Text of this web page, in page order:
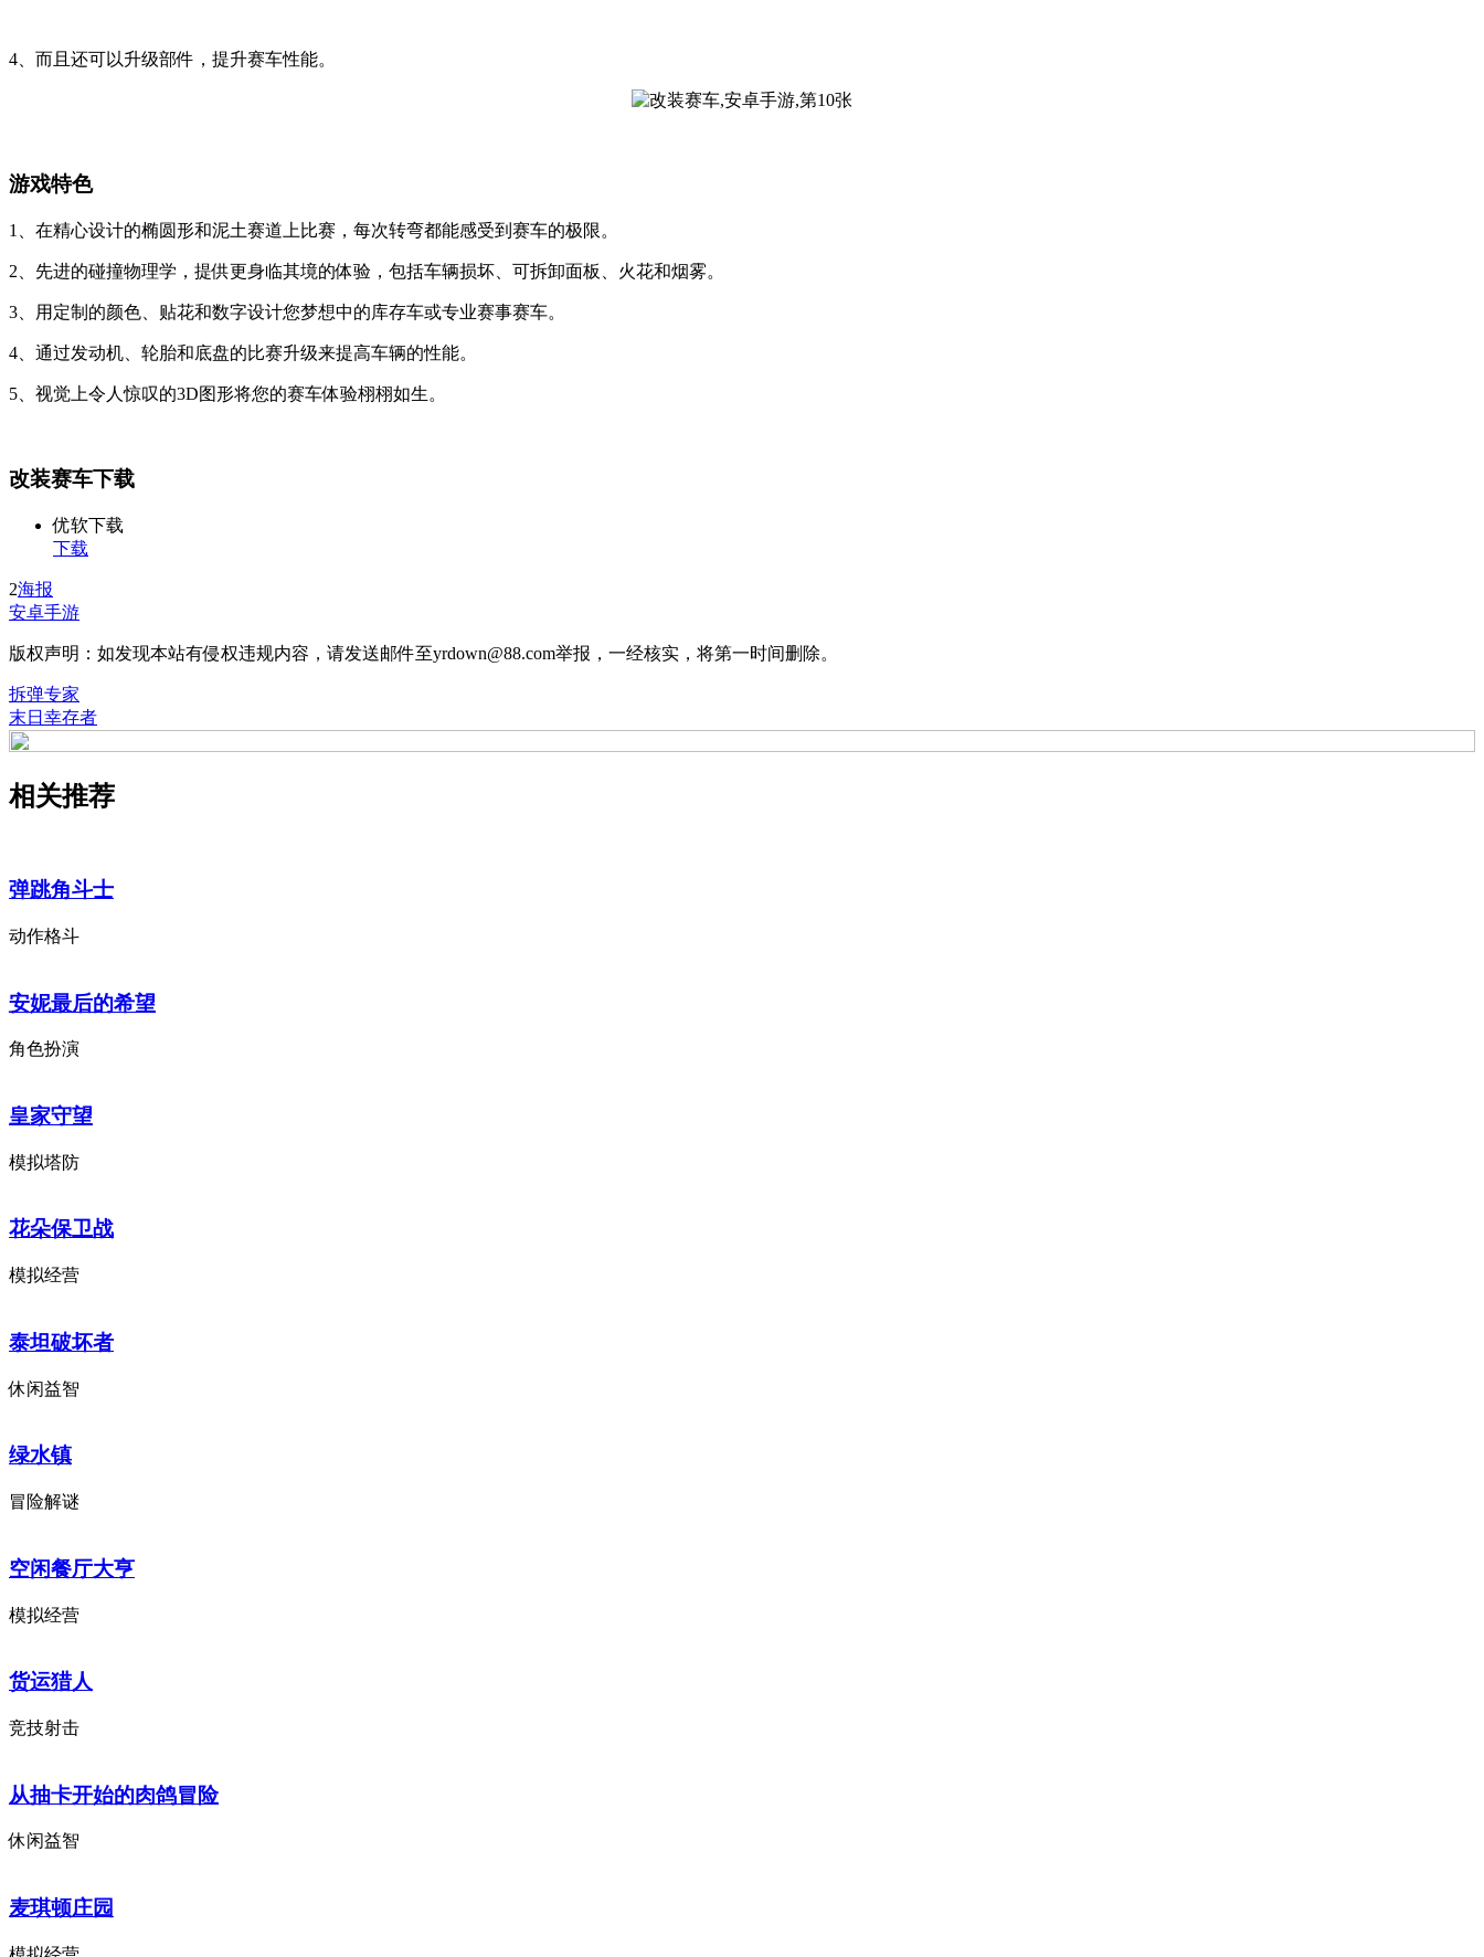
4、而且还可以升级部件，提升赛车性能。
游戏特色
1、在精心设计的椭圆形和泥土赛道上比赛，每次转弯都能感受到赛车的极限。
2、先进的碰撞物理学，提供更身临其境的体验，包括车辆损坏、可拆卸面板、火花和烟雾。
3、用定制的颜色、贴花和数字设计您梦想中的库存车或专业赛事赛车。
4、通过发动机、轮胎和底盘的比赛升级来提高车辆的性能。
5、视觉上令人惊叹的3D图形将您的赛车体验栩栩如生。
改装赛车下载
优软下载
下载
2海报
安卓手游
版权声明：如发现本站有侵权违规内容，请发送邮件至yrdown@88.com举报，一经核实，将第一时间删除。
拆弹专家
末日幸存者
相关推荐
弹跳角斗士
动作格斗
安妮最后的希望
角色扮演
皇家守望
模拟塔防
花朵保卫战
模拟经营
泰坦破坏者
休闲益智
绿水镇
冒险解谜
空闲餐厅大亨
模拟经营
货运猎人
竞技射击
从抽卡开始的肉鸽冒险
休闲益智
麦琪顿庄园